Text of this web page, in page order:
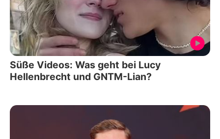
Süße Videos: Was geht bei Lucy
Hellenbrecht und GNTM-Lian?